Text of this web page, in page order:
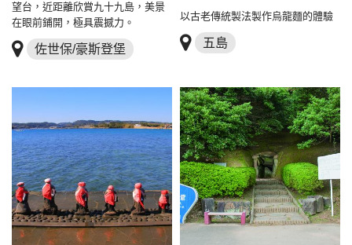
望台，近距離欣賞九十九島，美景
在眼前鋪開，極具震撼力。
佐世保/豪斯登堡
以古老傳統製法製作烏龍麵的體驗
五島